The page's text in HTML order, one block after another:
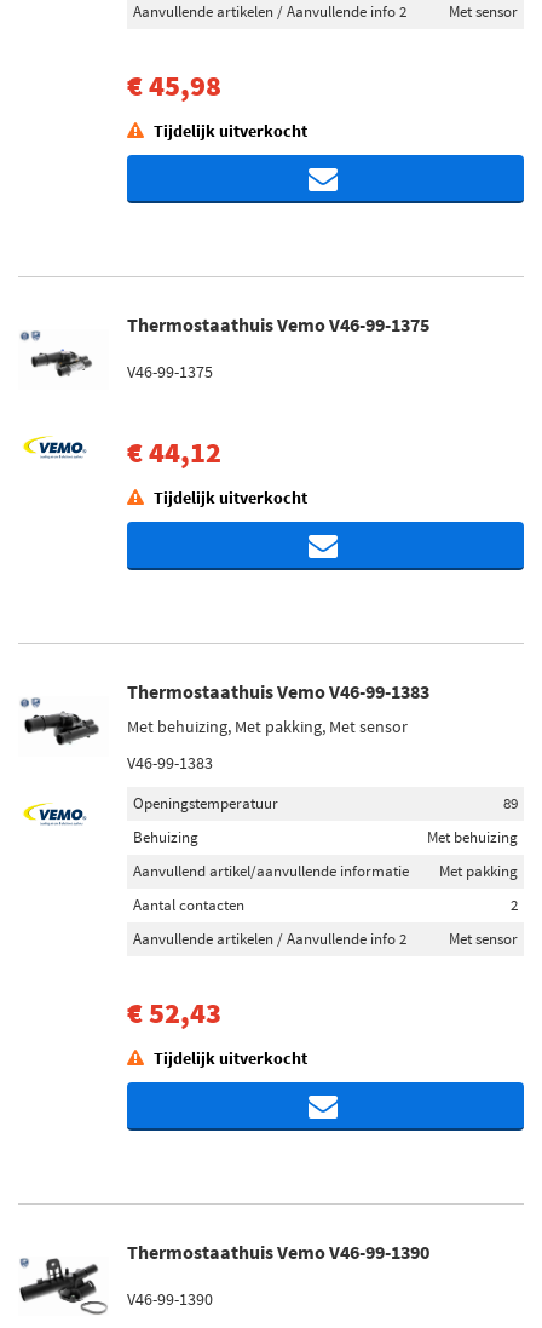
Aanvullende artikelen / Aanvullende info 2
Met sensor
€ 45,98
Tijdelijk uitverkocht
Thermostaathuis Vemo V46-99-1375
V46-99-1375
€ 44,12
Tijdelijk uitverkocht
Thermostaathuis Vemo V46-99-1383
Met behuizing, Met pakking, Met sensor
V46-99-1383
Openingstemperatuur
89
Behuizing
Met behuizing
Aanvullend artikel/aanvullende informatie
Met pakking
Aantal contacten
2
Aanvullende artikelen / Aanvullende info 2
Met sensor
€ 52,43
Tijdelijk uitverkocht
Thermostaathuis Vemo V46-99-1390
V46-99-1390